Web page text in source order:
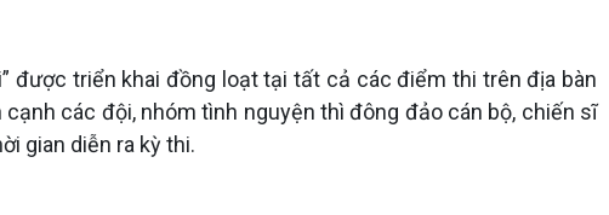
được triển khai đồng loạt tại tất cả các điểm thi trên địa bàn
các đội, nhóm tình nguyện thì đông đảo cán bộ, chiến sĩ
gian diễn ra kỳ thi.